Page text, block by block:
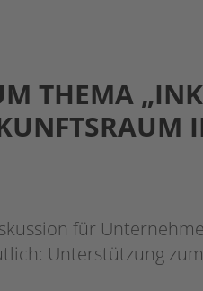
THEMA
für
Unterstützung